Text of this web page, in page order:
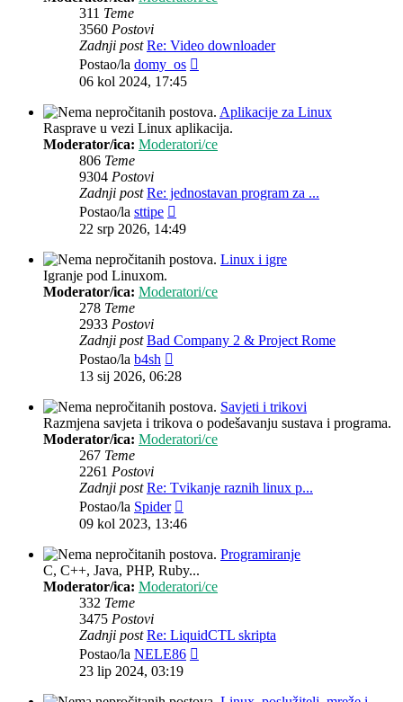
311 Teme
3560 Postovi
Zadnji post Re: Video downloader
Postao/la domy_os
06 kol 2024, 17:45
Aplikacije za Linux
Rasprave u vezi Linux aplikacija.
Moderator/ica: Moderatori/ce
806 Teme
9304 Postovi
Zadnji post Re: jednostavan program za ...
Postao/la sttipe
post
22 srp 2026, 14:49
Linux i igre
Igranje pod Linuxom.
Moderator/ica: Moderatori/ce
278 Teme
2933 Postovi
Zadnji post Bad Company 2 & Project Rome
Postao/la b4sh
post
13 sij 2026, 06:28
Savjeti i trikovi
Razmjena savjeta i trikova o podešavanju sustava i programa.
Moderator/ica: Moderatori/ce
267 Teme
2261 Postovi
Zadnji post Re: Tvikanje raznih linux p...
Postao/la Spider
post
09 kol 2023, 13:46
Programiranje
C, C++, Java, PHP, Ruby...
Moderator/ica: Moderatori/ce
332 Teme
3475 Postovi
Zadnji post Re: LiquidCTL skripta
Postao/la NELE86
23 lip 2024, 03:19